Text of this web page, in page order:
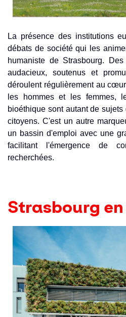
La présence des institutions
débats de société qui les
humaniste de Strasbourg.
audacieux, soutenus et
déroulent régulièrement au
les hommes et les femmes,
bioéthique sont autant de
citoyens. C'est un autre
un bassin d'emploi avec une
facilitant l'émergence de
recherchées.
Strasbourg